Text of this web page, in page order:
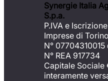
Synergie Italia
S.p.a.
P.IVA e
Imprese di Torino
N°
N° REA 917734
Capitale Sociale
interamente